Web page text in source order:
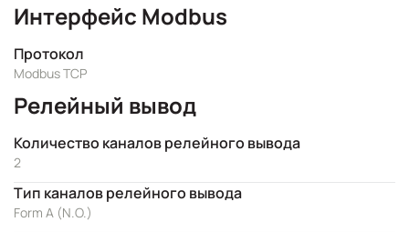
Интерфейс Modbus
Протокол
Modbus TCP
Релейный вывод
Количество каналов релейного вывода
2
Тип каналов релейного вывода
Form A (N.O.)